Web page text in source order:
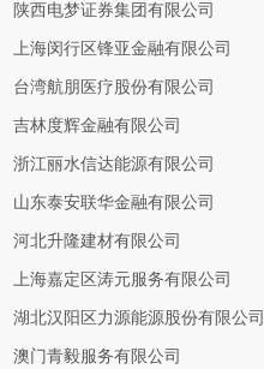
陕西电梦证券集团有限公司
上海闵行区锋亚金融有限公司
台湾航朋医疗股份有限公司
吉林度辉金融有限公司
浙江丽水信达能源有限公司
山东泰安联华金融有限公司
河北升隆建材有限公司
上海嘉定区涛元服务有限公司
湖北汉阳区力源能源股份有限公司
澳门青毅服务有限公司